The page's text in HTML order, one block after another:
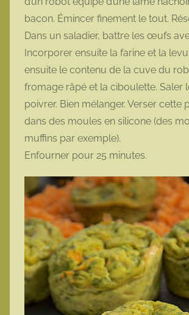
bacon. Émincer finement le tout.
Dans un saladier, battre les œufs
Incorporer ensuite la farine et la
ensuite le contenu de la cuve du
fromage râpé et la ciboulette. Saler
poivrer. Bien mélanger. Verser cette
dans des moules en silicone (des
muffins par exemple).
Enfourner pour 25 minutes.